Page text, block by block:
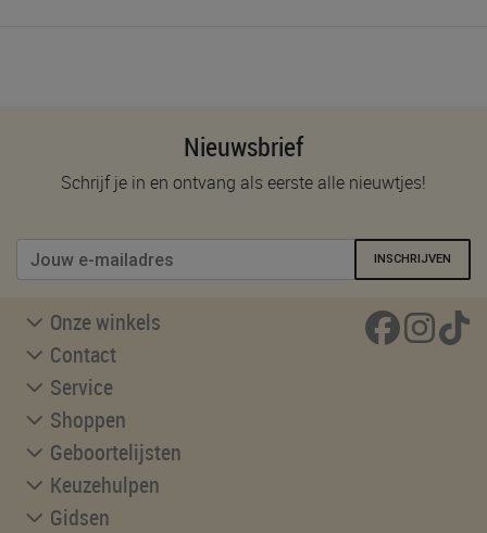
Nieuwsbrief
Schrijf je in en ontvang als eerste alle nieuwtjes!
INSCHRIJVEN
Onze winkels
Contact
Service
Shoppen
Geboortelijsten
Keuzehulpen
Gidsen